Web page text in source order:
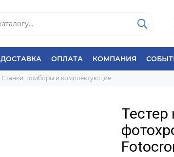
ДОСТАВКА ОПЛАТА КОМПАНИЯ
Станки, приборы и комплектующие